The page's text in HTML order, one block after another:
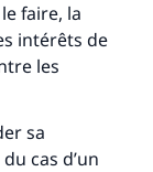
faire, la
intérêts de
les
sa
cas d’un